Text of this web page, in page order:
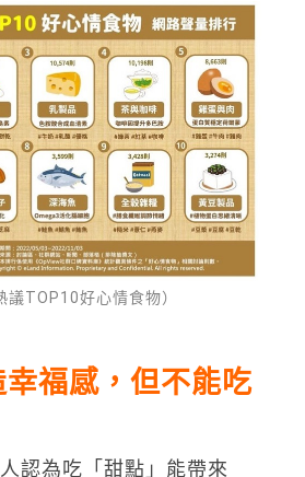
議TOP10好心情食物）
福感，但不能吃
認為吃「甜點」能帶來